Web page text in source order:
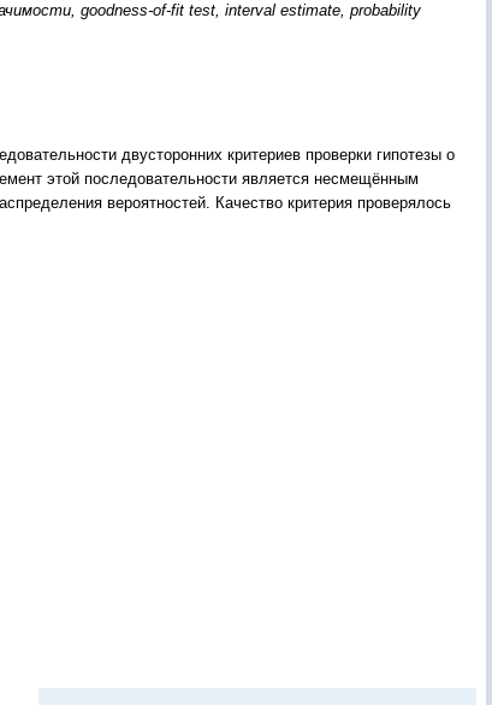
goodness-of-fit test, interval estimate, probability
двусторонних критериев проверки гипотезы о
этой последовательности является несмещённым
вероятностей. Качество критерия проверялось